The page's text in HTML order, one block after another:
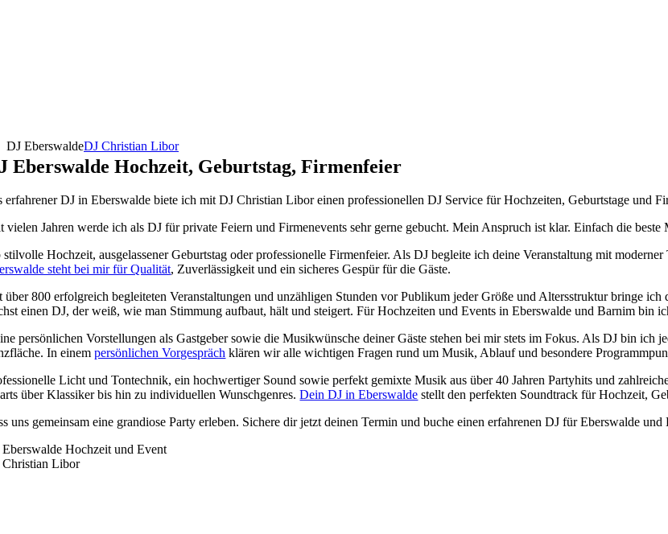
DJ EberswaldeDJ Christian Libor
Eberswalde Hochzeit, Geburtstag, Firmenfeier
erfahrener DJ in Eberswalde biete ich mit DJ Christian Libor einen professionellen DJ Service für Hochzeiten, Geburtstage und
vielen Jahren werde ich als DJ für private Feiern und Firmenevents sehr gerne gebucht. Mein Anspruch ist klar. Einfach die beste
stilvolle Hochzeit, ausgelassener Geburtstag oder professionelle Firmenfeier. Als DJ begleite ich deine Veranstaltung mit
steht bei mir für Qualität, Zuverlässigkeit und ein sicheres Gespür für die Gäste.
über 800 erfolgreich begleiteten Veranstaltungen und unzähligen Stunden vor Publikum jeder Größe und Altersstruktur bringe
einen DJ, der weiß, wie man Stimmung aufbaut, hält und steigert. Für Hochzeiten und Events in Eberswalde und Barnim bin
persönlichen Vorstellungen als Gastgeber sowie die Musikwünsche deiner Gäste stehen bei mir stets im Fokus. Als DJ bin ich
In einempersönlichen Vorgespräch klären wir alle wichtigen Fragen rund um Musik, Ablauf und besondere
Licht und Tontechnik, ein hochwertiger Sound sowie perfekt gemixte Musik aus über 40 Jahren Partyhits und
über Klassiker bis hin zu individuellen Wunschgenres.Dein DJ in Eberswalde stellt den perfekten Soundtrack für Hochzeit,
uns gemeinsam eine grandiose Party erleben. Sichere dir jetzt deinen Termin und buche einen erfahrenen DJ für Eberswalde und
Eberswalde Hochzeit und Event
Christian Libor